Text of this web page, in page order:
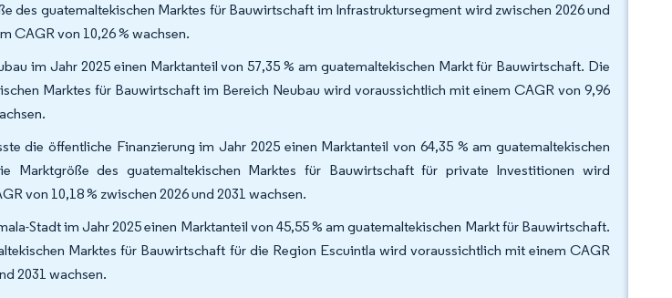
des guatemaltekischen Marktes für Bauwirtschaft im Infrastruktursegment wird zwischen 2026 und
CAGR von 10,26 % wachsen.
im Jahr 2025 einen Marktanteil von 57,35 % am guatemaltekischen Markt für Bauwirtschaft. Die
Marktes für Bauwirtschaft im Bereich Neubau wird voraussichtlich mit einem CAGR von 9,96
die öffentliche Finanzierung im Jahr 2025 einen Marktanteil von 64,35 % am guatemaltekischen
Marktgröße des guatemaltekischen Marktes für Bauwirtschaft für private Investitionen wird
von 10,18 % zwischen 2026 und 2031 wachsen.
Stadt im Jahr 2025 einen Marktanteil von 45,55 % am guatemaltekischen Markt für Bauwirtschaft.
Marktes für Bauwirtschaft für die Region Escuintla wird voraussichtlich mit einem CAGR
2031 wachsen.